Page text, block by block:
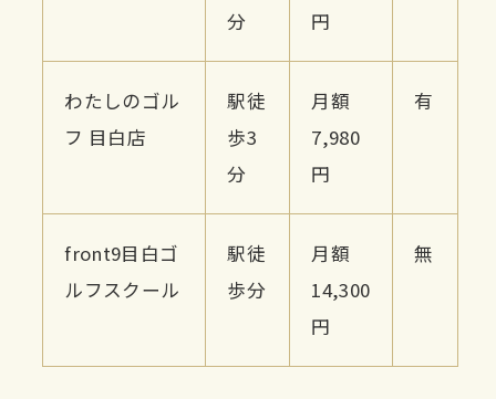
分
円
わたしのゴル
フ 目白店
駅徒
歩3
分
月額
7,980
円
有
front9目白ゴ
ルフスクール
駅徒
歩分
月額
14,300
円
無